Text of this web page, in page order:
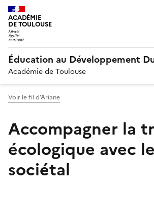
ACADÉMIE
DE TOULOUSE
Éducation au Développement
Académie de Toulouse
Voir le fil d’Ariane
Accompagner la
écologique avec
sociétal